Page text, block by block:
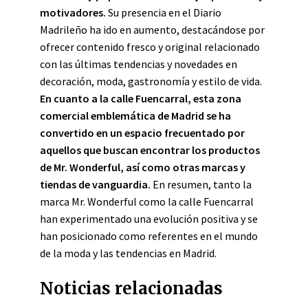
motivadores. Su presencia en el Diario
Madrileño ha ido en aumento, destacándose por
ofrecer contenido fresco y original relacionado
con las últimas tendencias y novedades en
decoración, moda, gastronomía y estilo de vida.
En cuanto a la calle Fuencarral, esta zona
comercial emblemática de Madrid se ha
convertido en un espacio frecuentado por
aquellos que buscan encontrar los productos
de Mr. Wonderful, así como otras marcas y
tiendas de vanguardia. En resumen, tanto la
marca Mr. Wonderful como la calle Fuencarral
han experimentado una evolución positiva y se
han posicionado como referentes en el mundo
de la moda y las tendencias en Madrid.
Noticias relacionadas